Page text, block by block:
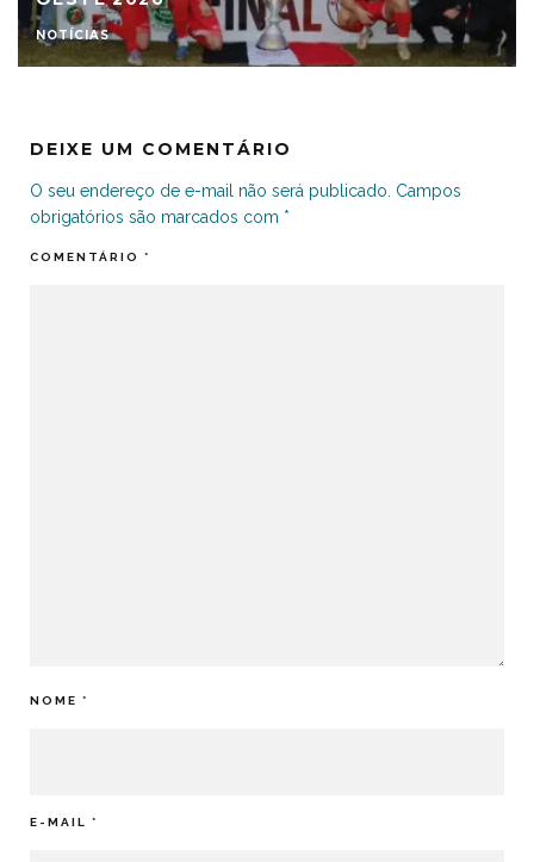
NOTÍCIAS
DEIXE UM COMENTÁRIO
O seu endereço de e-mail não será publicado. Campos
obrigatórios são marcados com *
COMENTÁRIO *
NOME *
E-MAIL *